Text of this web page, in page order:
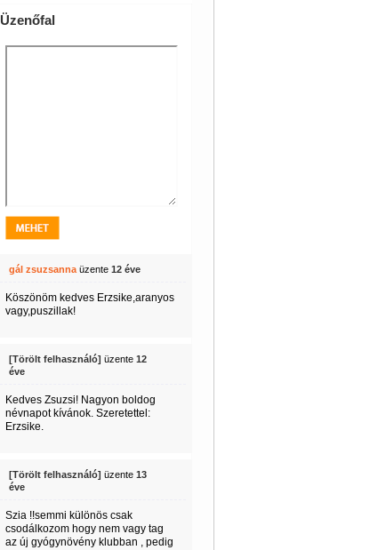
Üzenőfal
gál zsuzsannaüzente 12 éve
Köszönöm kedves Erzsike,aranyos
vagy,puszillak!
[Törölt felhasználó] üzente 12
éve
Kedves Zsuzsi! Nagyon boldog
névnapot kívánok. Szeretettel:
Erzsike.
[Törölt felhasználó] üzente 13
éve
Szia !!semmi különös csak
csodálkozom hogy nem vagy tag
az új gyógynövény klubban , pedig